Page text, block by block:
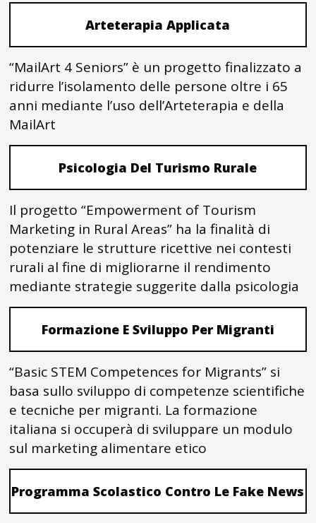
Arteterapia Applicata
“MailArt 4 Seniors” è un progetto finalizzato a
ridurre l’isolamento delle persone oltre i 65
anni mediante l’uso dell’Arteterapia e della
MailArt
Psicologia Del Turismo Rurale
Il progetto “Empowerment of Tourism
Marketing in Rural Areas” ha la finalità di
potenziare le strutture ricettive nei contesti
rurali al fine di migliorarne il rendimento
mediante strategie suggerite dalla psicologia
Formazione E Sviluppo Per Migranti
“Basic STEM Competences for Migrants” si
basa sullo sviluppo di competenze scientifiche
e tecniche per migranti. La formazione
italiana si occuperà di sviluppare un modulo
sul marketing alimentare etico
Programma Scolastico Contro Le Fake News